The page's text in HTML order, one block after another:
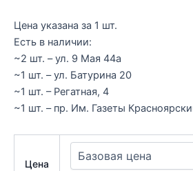
Цена указана за 1 шт.
Есть в наличии:
~2 шт. – ул. 9 Мая 44а
~1 шт. – ул. Батурина 20
~1 шт. – Регатная, 4
~1 шт. – пр. Им. Газеты
Цена